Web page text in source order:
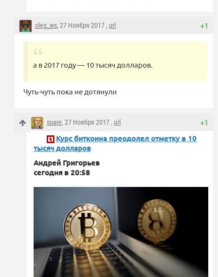
+1
oleg_ws, 27 Ноября 2017 , url
а в 2017 году — 10 тысяч долларов.
Чуть-чуть пока не дотянули
+1
suare, 27 Ноября 2017 , url
Курс биткоина преодолел отметку в 10
тысяч долларов
Андрей Григорьев
сегодня в 20:58